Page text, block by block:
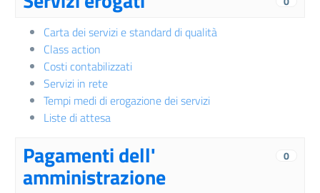
Carta dei servizi e standard di qualità
Class action
Costi contabilizzati
Servizi in rete
Tempi medi di erogazione dei servizi
Liste di attesa
0
Pagamenti dell'
amministrazione